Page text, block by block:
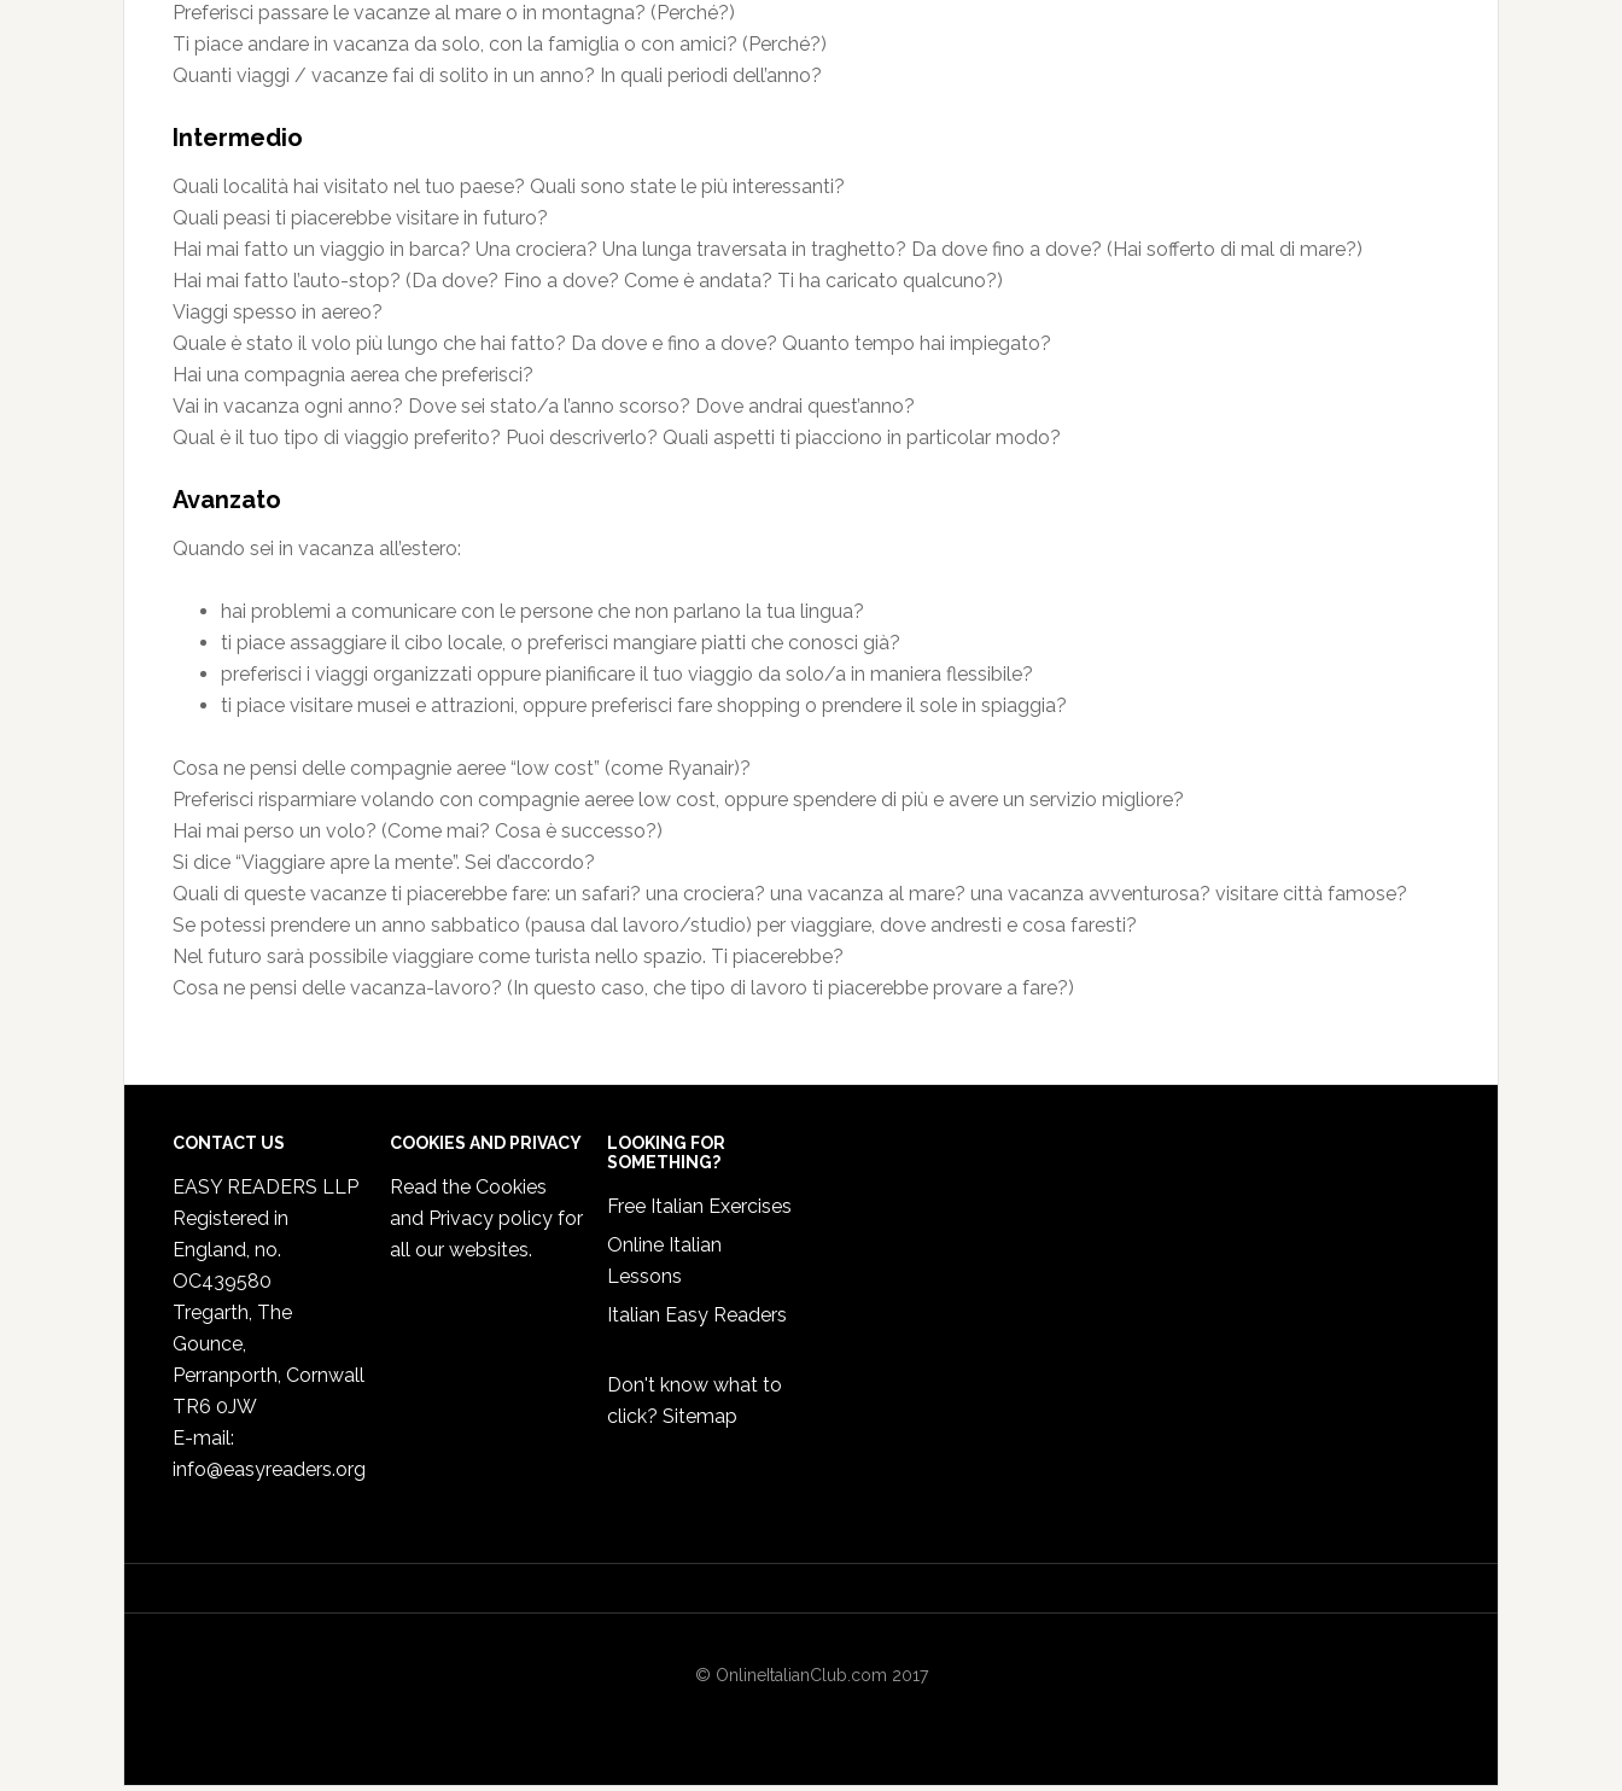
Preferisci passare le vacanze al mare o in montagna? (Perché?)
Ti piace andare in vacanza da solo, con la famiglia o con amici? (Perché?)
Quanti viaggi / vacanze fai di solito in un anno? In quali periodi dell’anno?
Intermedio
Quali località hai visitato nel tuo paese? Quali sono state le più interessanti?
Quali peasi ti piacerebbe visitare in futuro?
Hai mai fatto un viaggio in barca? Una crociera? Una lunga traversata in traghetto? Da dove fino a dove? (Hai sofferto di mal di mare?)
Hai mai fatto l’auto-stop? (Da dove? Fino a dove? Come è andata? Ti ha caricato qualcuno?)
Viaggi spesso in aereo?
Quale è stato il volo più lungo che hai fatto? Da dove e fino a dove? Quanto tempo hai impiegato?
Hai una compagnia aerea che preferisci?
Vai in vacanza ogni anno? Dove sei stato/a l’anno scorso? Dove andrai quest’anno?
Qual è il tuo tipo di viaggio preferito? Puoi descriverlo? Quali aspetti ti piacciono in particolar modo?
Avanzato
Quando sei in vacanza all’estero:
hai problemi a comunicare con le persone che non parlano la tua lingua?
ti piace assaggiare il cibo locale, o preferisci mangiare piatti che conosci già?
preferisci i viaggi organizzati oppure pianificare il tuo viaggio da solo/a in maniera flessibile?
ti piace visitare musei e attrazioni, oppure preferisci fare shopping o prendere il sole in spiaggia?
Cosa ne pensi delle compagnie aeree “low cost” (come Ryanair)?
Preferisci risparmiare volando con compagnie aeree low cost, oppure spendere di più e avere un servizio migliore?
Hai mai perso un volo? (Come mai? Cosa è successo?)
Si dice “Viaggiare apre la mente”. Sei d’accordo?
Quali di queste vacanze ti piacerebbe fare: un safari? una crociera? una vacanza al mare? una vacanza avventurosa? visitare città famose?
Se potessi prendere un anno sabbatico (pausa dal lavoro/studio) per viaggiare, dove andresti e cosa faresti?
Nel futuro sarà possibile viaggiare come turista nello spazio. Ti piacerebbe?
Cosa ne pensi delle vacanza-lavoro? (In questo caso, che tipo di lavoro ti piacerebbe provare a fare?)
CONTACT US
EASY READERS LLP
Registered in
England, no.
OC439580
Tregarth, The
Gounce,
Perranporth, Cornwall
TR6 0JW
E-mail:
info@easyreaders.org
COOKIES AND PRIVACY
Read the Cookies
and Privacy policy for
all our websites.
LOOKING FOR
SOMETHING?
Free Italian Exercises
Online Italian
Lessons
Italian Easy Readers
Don't know what to
click? Sitemap
© OnlineItalianClub.com 2017